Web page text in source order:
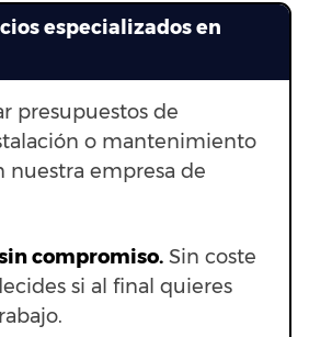
especializados en
presupuestos de
o mantenimiento
nuestra empresa de
compromiso. Sin coste
si al final quieres